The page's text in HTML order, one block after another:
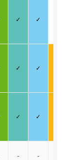
✓ ✓
✓ ✓
✓ ✓
- -